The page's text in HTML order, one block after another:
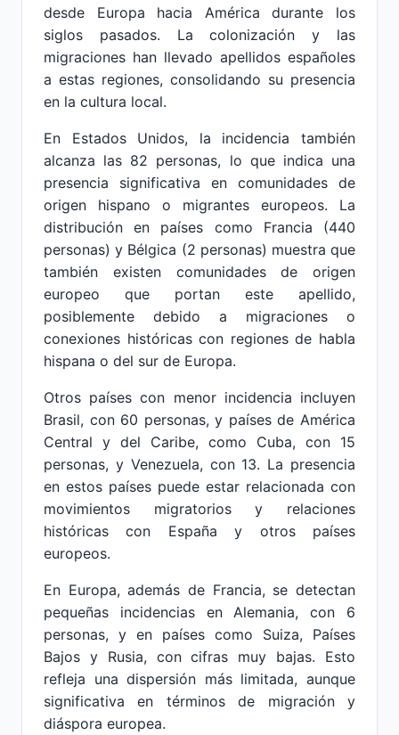
desde Europa hacia América durante los
siglos pasados. La colonización y las
migraciones han llevado apellidos españoles
a estas regiones, consolidando su presencia
en la cultura local.
En Estados Unidos, la incidencia también
alcanza las 82 personas, lo que indica una
presencia significativa en comunidades de
origen hispano o migrantes europeos. La
distribución en países como Francia (440
personas) y Bélgica (2 personas) muestra que
también existen comunidades de origen
europeo que portan este apellido,
posiblemente debido a migraciones o
conexiones históricas con regiones de habla
hispana o del sur de Europa.
Otros países con menor incidencia incluyen
Brasil, con 60 personas, y países de América
Central y del Caribe, como Cuba, con 15
personas, y Venezuela, con 13. La presencia
en estos países puede estar relacionada con
movimientos migratorios y relaciones
históricas con España y otros países
europeos.
En Europa, además de Francia, se detectan
pequeñas incidencias en Alemania, con 6
personas, y en países como Suiza, Países
Bajos y Rusia, con cifras muy bajas. Esto
refleja una dispersión más limitada, aunque
significativa en términos de migración y
diáspora europea.